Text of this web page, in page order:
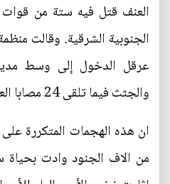
العنف قتل فيه ستة من
الجنوبية الشرقية. وقالت
عرقل الدخول إلى وسط
والجثث فيما تلقى 24 مصابا العلاج في مستشفى قريب.
ان هذه الهجمات المتكررة على
من الاف الجنود وادت